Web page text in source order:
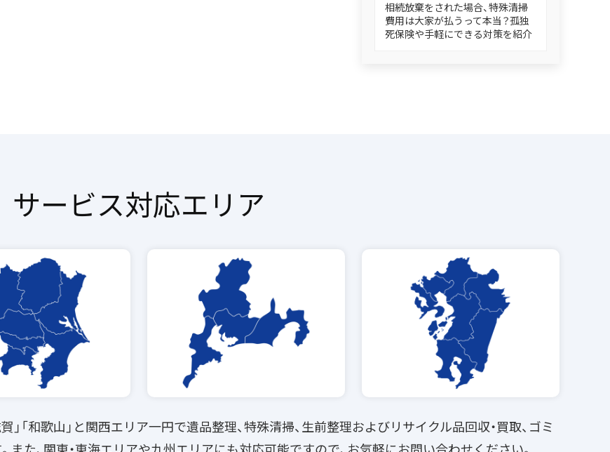
相続放棄をされた場合、特殊清掃
費用は大家が払うって本当？孤独
死保険や手軽にできる対策を紹介
サービス対応エリア
滋賀」「和歌山」と関西エリア一円で遺品整理、特殊清掃、生前整理およびリサイクル品回収・買取、ゴミ